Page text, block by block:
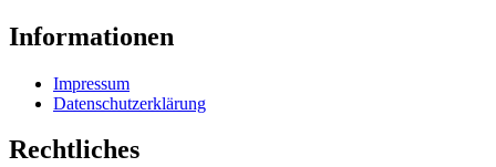
Informationen
Impressum
Datenschutzerklärung
Rechtliches